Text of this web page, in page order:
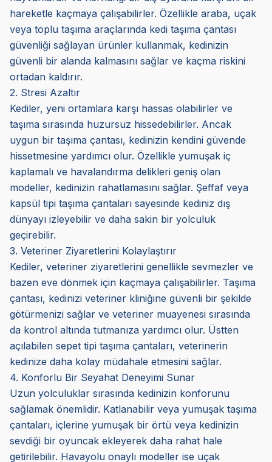
hareketle kaçmaya çalışabilirler. Özellikle araba, uçak
veya toplu taşıma araçlarında kedi taşıma çantası
güvenliği sağlayan ürünler kullanmak, kedinizin
güvenli bir alanda kalmasını sağlar ve kaçma riskini
ortadan kaldırır.
2. Stresi Azaltır
Kediler, yeni ortamlara karşı hassas olabilirler ve
taşıma sırasında huzursuz hissedebilirler. Ancak
uygun bir taşıma çantası, kedinizin kendini güvende
hissetmesine yardımcı olur. Özellikle yumuşak iç
kaplamalı ve havalandırma delikleri geniş olan
modeller, kedinizin rahatlamasını sağlar. Şeffaf veya
kapsül tipi taşıma çantaları sayesinde kediniz dış
dünyayı izleyebilir ve daha sakin bir yolculuk
geçirebilir.
3. Veteriner Ziyaretlerini Kolaylaştırır
Kediler, veteriner ziyaretlerini genellikle sevmezler ve
bazen eve dönmek için kaçmaya çalışabilirler. Taşıma
çantası, kedinizi veteriner kliniğine güvenli bir şekilde
götürmenizi sağlar ve veteriner muayenesi sırasında
da kontrol altında tutmanıza yardımcı olur. Üstten
açılabilen sepet tipi taşıma çantaları, veterinerin
kedinize daha kolay müdahale etmesini sağlar.
4. Konforlu Bir Seyahat Deneyimi Sunar
Uzun yolculuklar sırasında kedinizin konforunu
sağlamak önemlidir. Katlanabilir veya yumuşak taşıma
çantaları, içlerine yumuşak bir örtü veya kedinizin
sevdiği bir oyuncak ekleyerek daha rahat hale
getirilebilir. Havayolu onaylı modeller ise uçak